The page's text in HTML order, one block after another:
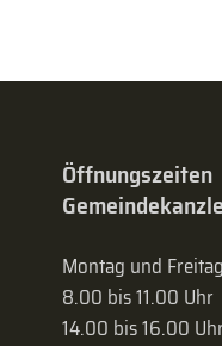
Öffnungszeiten
Montag und Freitag
8.00 bis 11.00 Uhr
14.00 bis 16.00 Uhr